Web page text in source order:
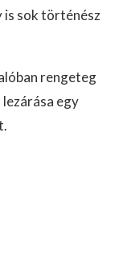
sok történész
rengeteg
egy